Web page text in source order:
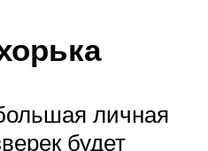
личная
будет